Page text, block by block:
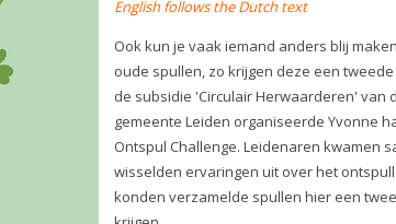
Challenge. Leidenaren kwamen samen en
wisselden ervaringen uit over het ontspullen.
Ook konden verzamelde spullen hier een
tweede leven krijgen.
In januari 2026 is een nieuwe Ontspul
Challenge gepland. Kijk op deontspul
pagina van Groen, Gezond en Gelukkig